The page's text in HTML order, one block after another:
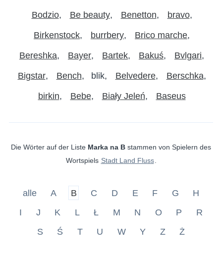
Bodzio Be beauty Benetton bravo
Birkenstock burrbery Brico marche
Bereshka Bayer Bartek Bakuś Bvlgari
Bigstar Bench blik Belvedere Berschka
birkin Bebe Biały Jeleń Baseus
Die Wörter auf der Liste Marka na B stammen von Spielern des
Wortspiels Stadt Land Fluss
alle A B C D E F G
H
I
J K L Ł M N O P
R
S
Ś T U W Y Z Ż